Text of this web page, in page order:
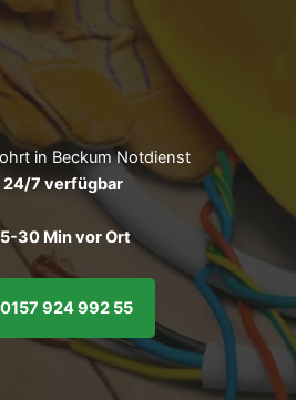
in Beckum Notdienst
24/7 verfügbar
30 Min vor Ort
0157 924 992 55